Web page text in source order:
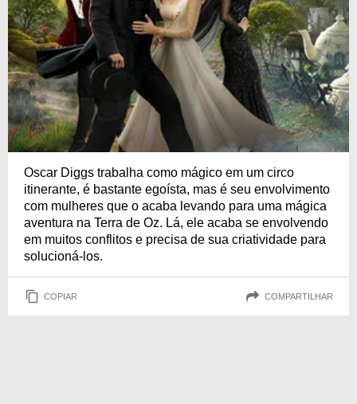
Oscar Diggs trabalha como mágico em um circo
itinerante, é bastante egoísta, mas é seu envolvimento
com mulheres que o acaba levando para uma mágica
aventura na Terra de Oz. Lá, ele acaba se envolvendo
em muitos conflitos e precisa de sua criatividade para
solucioná-los.
COPIAR COMPARTILHAR